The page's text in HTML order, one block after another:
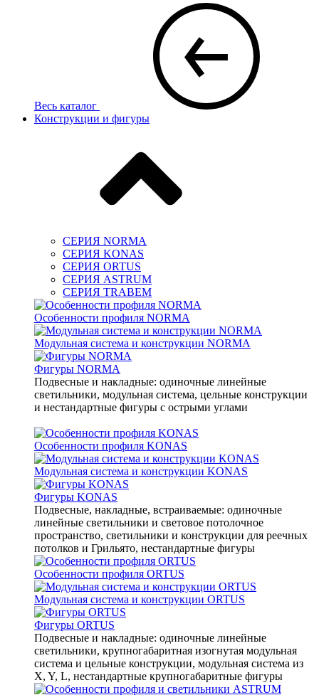
Весь каталог
Конструкции и фигуры
СЕРИЯ NORMA
СЕРИЯ KONAS
СЕРИЯ ORTUS
СЕРИЯ ASTRUM
СЕРИЯ TRABEM
Особенности профиля NORMA
Модульная система и конструкции NORMA
Фигуры NORMA
Подвесные и накладные: одиночные линейные
светильники, модульная система, цельные конструкции
и нестандартные фигуры с острыми углами
Особенности профиля KONAS
Модульная система и конструкции KONAS
Фигуры KONAS
Подвесные, накладные, встраиваемые: одиночные
линейные светильники и световое потолочное
пространство, светильники и конструкции для реечных
потолков и Грильято, нестандартные фигуры
Особенности профиля ORTUS
Модульная система и конструкции ORTUS
Фигуры ORTUS
Подвесные и накладные: одиночные линейные
светильники, крупногабаритная изогнутая модульная
система и цельные конструкции, модульная система из
X, Y, L, нестандартные крупногабаритные фигуры